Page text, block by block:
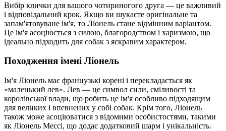
Вибір клички для вашого чотириногого друга — це важливий
і відповідальний крок. Якщо ви шукаєте оригінальне та
запам'ятовуване ім'я, то Ліонель стане відмінним варіантом.
Це ім'я асоціюється з силою, благородством і харизмою, що
ідеально підходить для собак з яскравим характером.
Походження імені Ліонель
Ім'я Ліонель має французькі корені і перекладається як
«маленький лев». Лев — це символ сили, сміливості та
королівської влади, що робить це ім'я особливо підходящим
для великих і впевнених у собі собак. Крім того, Ліонель
також може асоціюватися з відомими особистостями, такими
як Ліонель Мессі, що додає додатковий шарм і унікальність.